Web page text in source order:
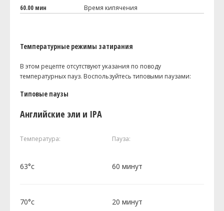
60.00 мин
Время кипячения
Температурные режимы затирания
В этом рецепте отсутствуют указания по поводу
температурных пауз. Воспользуйтесь типовыми паузами:
Типовые паузы
Английские эли и IPA
Температура: Пауза:
63°c 60 минут
70°c 20 минут